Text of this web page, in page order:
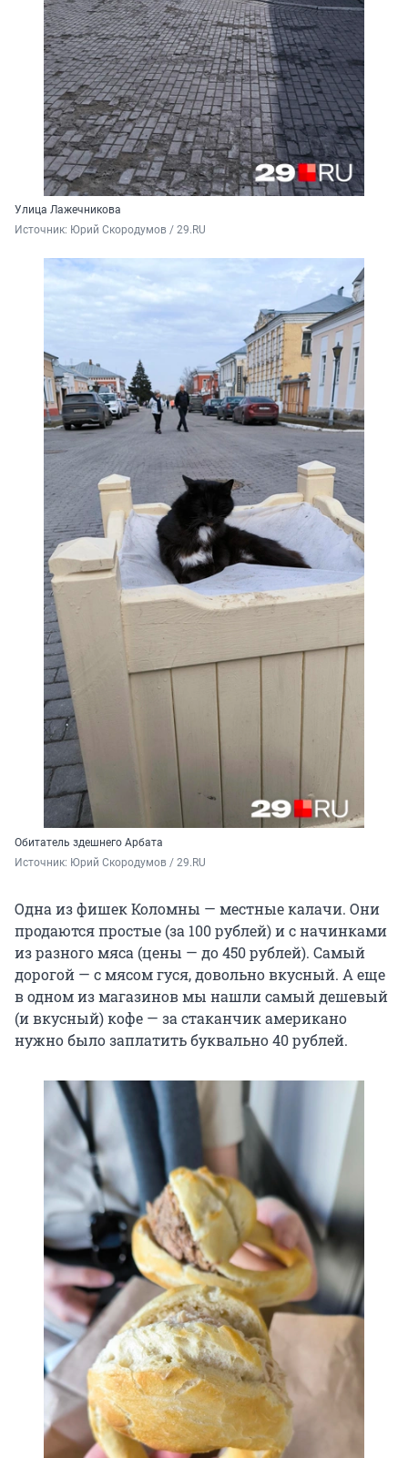
Улица Лажечникова
Источник: Юрий Скородумов / 29.RU
Обитатель здешнего Арбата
Источник: Юрий Скородумов / 29.RU
Одна из фишек Коломны — местные калачи. Они
продаются простые (за 100 рублей) и с начинками
из разного мяса (цены — до 450 рублей). Самый
дорогой — с мясом гуся, довольно вкусный. А еще
в одном из магазинов мы нашли самый дешевый
(и вкусный) кофе — за стаканчик американо
нужно было заплатить буквально 40 рублей.